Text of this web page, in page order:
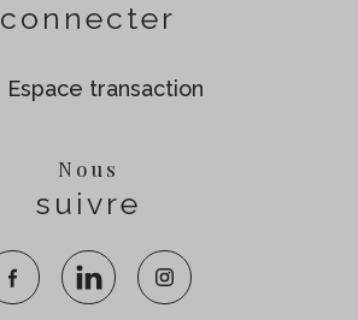
connecter
Espace transaction
Nous
suivre